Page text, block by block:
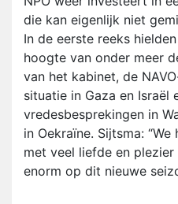
die kan eigenlijk niet
In de eerste reeks
hoogte van onder meer
van het kabinet, de
situatie in Gaza en Israël
vredesbesprekingen in
in Oekraïne. Sijtsma:
met veel liefde en
enorm op dit nieuwe